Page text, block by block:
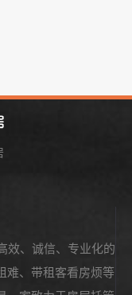
效、诚信、专业化的
难、带租客看房烦等